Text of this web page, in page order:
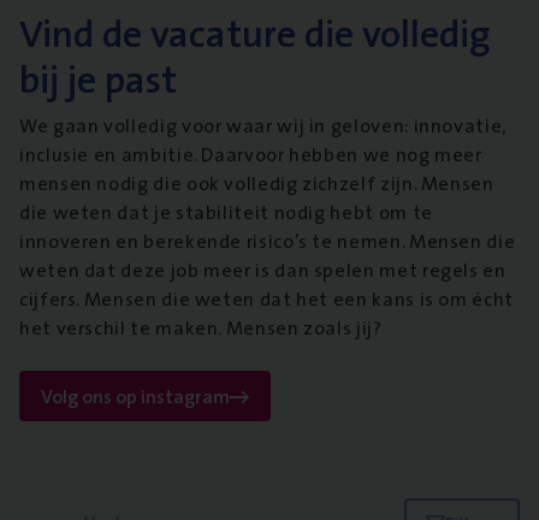
Vind de vacature die volledig
bij je past
We gaan volledig voor waar wij in geloven: innovatie,
inclusie en ambitie. Daarvoor hebben we nog meer
mensen nodig die ook volledig zichzelf zijn. Mensen
die weten dat je stabiliteit nodig hebt om te
innoveren en berekende risico’s te nemen. Mensen die
weten dat deze job meer is dan spelen met regels en
cijfers. Mensen die weten dat het een kans is om écht
het verschil te maken. Mensen zoals jij?
Volg ons op instagram